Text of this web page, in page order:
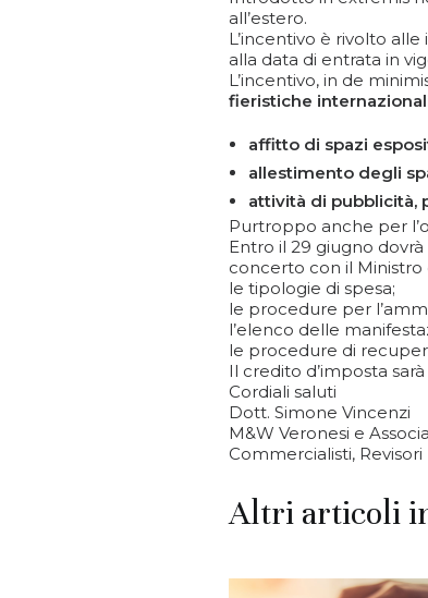
all’estero.
L’incentivo è rivolto
alla data di entrata in
L’incentivo, in de
fieristiche
affitto di spazi
allestimento degli
attività di pubblicità,
Purtroppo anche per
Entro il 29 giugno
concerto con il Ministro
le tipologie di spesa;
le procedure per
l’elenco delle
le procedure di
Il credito d’imposta
Cordiali saluti
Dott. Simone Vincenzi
M&W Veronesi e
Commercialisti,
Altri articoli